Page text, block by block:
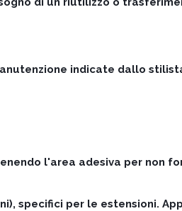
indicate dallo
l'area adesiva per non
specifici per le estensioni.